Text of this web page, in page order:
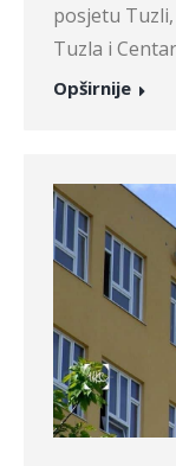
posjetu
Tuzla i
Opširnije